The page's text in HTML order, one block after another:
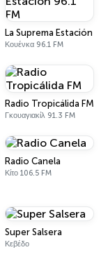
La Suprema Estación
Κουένκα 96.1 FM
Radio Tropicálida FM
Γκουαγιακίλ 91.3 FM
Radio Canela
Κίτο 106.5 FM
Super Salsera
Κεβέδο